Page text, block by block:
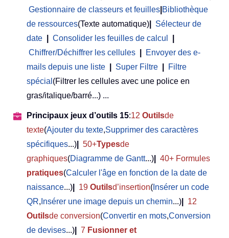
Gestionnaire de classeurs et feuilles Bibliothèque
de ressources(Texte automatique)
Sélecteur de
date
Consolider les feuilles de calcul
Chiffrer/Déchiffrer les cellules
Envoyer des e-
mails depuis une liste
Super Filtre
Filtre
spécial (Filtrer les cellules avec une police en
gras/italique/barré...) ...
Principaux jeux d’outils 15:12 Outilsde
texte(Ajouter du texte,Supprimer des caractères
spécifiques...) 50+Typesde
graphiques(Diagramme de Gantt...)
40+ Formules
pratiques(Calculer l'âge en fonction de la date de
naissance...) 19 Outilsd’insertion( Insérer un code
QR, Insérer une image depuis un chemin...)
12
Outilsde conversion(Convertir en mots,Conversion
de devises...) 7 Fusionner et